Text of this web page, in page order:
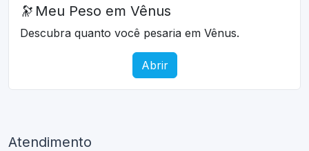
🔭 Meu Peso em Vênus
Descubra quanto você pesaria em Vênus.
Abrir
Atendimento